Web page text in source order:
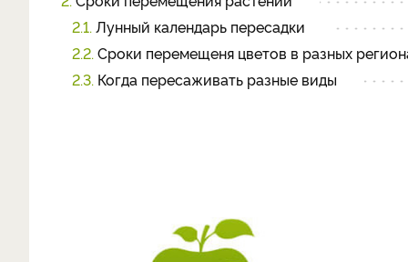
2.1. Лунный календарь пересадки
2.2. Сроки перемещеня цветов в разных
2.3. Когда пересаживать разные виды